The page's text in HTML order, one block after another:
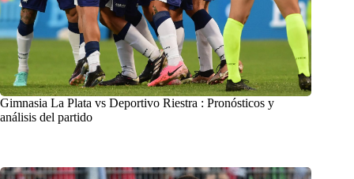
Gimnasia La Plata vs Deportivo Riestra : Pronósticos y
análisis del partido